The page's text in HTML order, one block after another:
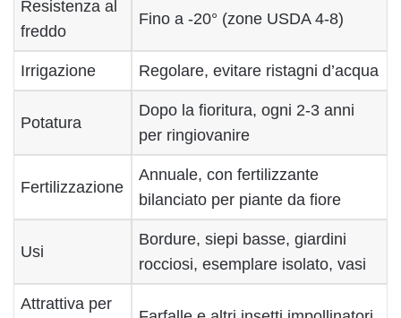
Resistenza al
freddo
Fino a -20° (zone USDA 4-8)
Irrigazione Regolare, evitare ristagni d’acqua
Potatura
Dopo la fioritura, ogni 2-3 anni
per ringiovanire
Fertilizzazione
Annuale, con fertilizzante
bilanciato per piante da fiore
Usi
Bordure, siepi basse, giardini
rocciosi, esemplare isolato, vasi
Attrattiva per